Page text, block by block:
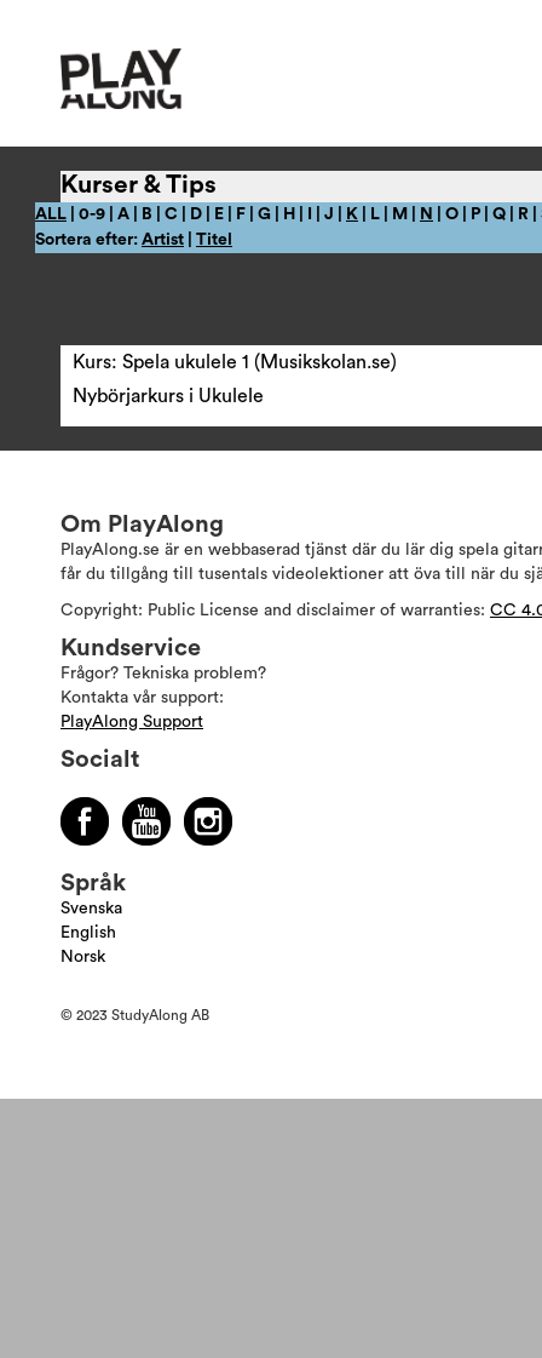
Kurser & Tips
ALL | 0-9 | A | B | C | D | E | F | G | H | I | J | K | L | M | N
| O | P | Q | R
Sortera efter: Artist Titel
Kurs: Spela ukulele 1 (Musikskolan.se)
Nybörjarkurs i Ukulele
Om PlayAlong
PlayAlong.se är en webbaserad tjänst där du lär dig spela
får du tillgång till tusentals videolektioner att öva till när du
Copyright: Public License and disclaimer of warranties: CC
Kundservice
Frågor? Tekniska problem?
Kontakta vår support:
PlayAlong Support
Socialt
Språk
Svenska
English
Norsk
© 2023 StudyAlong AB